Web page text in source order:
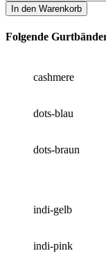
Folgende
cashmere
dots-blau
dots-braun
indi-gelb
indi-pink